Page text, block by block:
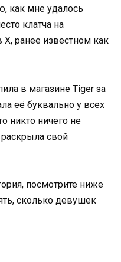
как мне удалось
клатча на
ранее известном как
в магазине Tiger за
её буквально у всех
никто ничего не
свой
посмотрите ниже
сколько девушек